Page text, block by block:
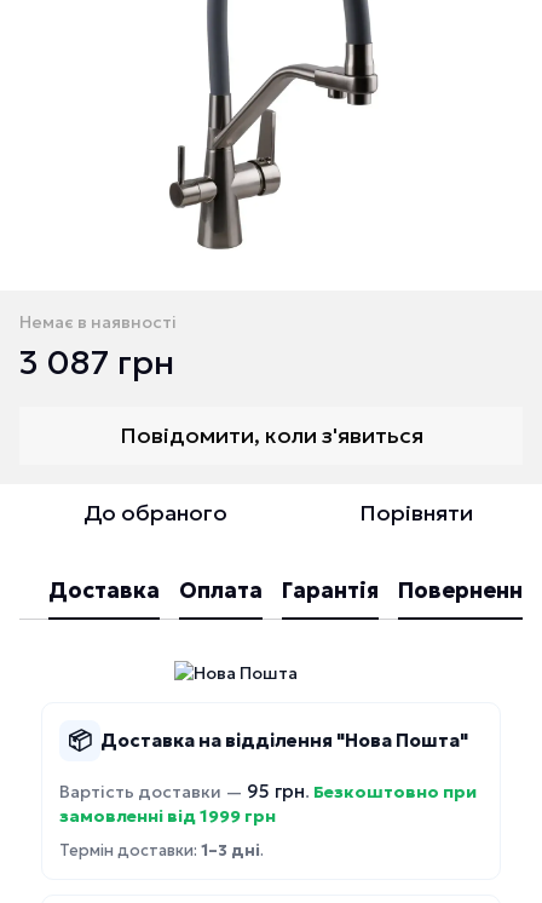
Немає в наявності
3 087 грн
Повідомити, коли з'явиться
До обраного Порівняти
Доставка Оплата Гарантія Повернення
📦 Доставка на відділення "Нова Пошта"
Вартість доставки — 95 грн. Безкоштовно при
замовленні від 1999 грн
Термін доставки: 1–3 дні.